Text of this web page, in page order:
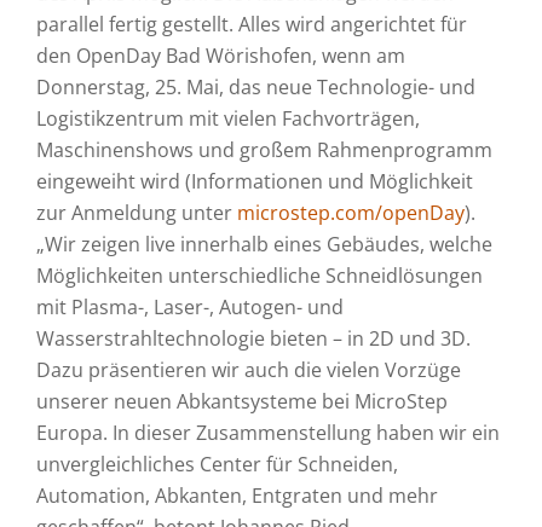
parallel fertig gestellt. Alles wird angerichtet für
den OpenDay Bad Wörishofen, wenn am
Donnerstag, 25. Mai, das neue Technologie- und
Logistikzentrum mit vielen Fachvorträgen,
Maschinenshows und großem Rahmenprogramm
eingeweiht wird (Informationen und Möglichkeit
zur Anmeldung unter microstep.com/openDay).
„Wir zeigen live innerhalb eines Gebäudes, welche
Möglichkeiten unterschiedliche Schneidlösungen
mit Plasma-, Laser-, Autogen- und
Wasserstrahltechnologie bieten – in 2D und 3D.
Dazu präsentieren wir auch die vielen Vorzüge
unserer neuen Abkantsysteme bei MicroStep
Europa. In dieser Zusammenstellung haben wir ein
unvergleichliches Center für Schneiden,
Automation, Abkanten, Entgraten und mehr